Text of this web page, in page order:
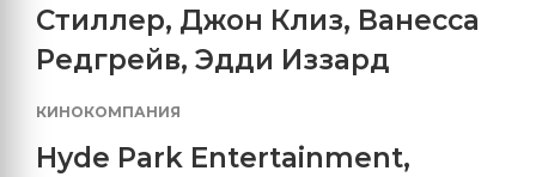
Стиллер, Джон Клиз, Ванесса
Редгрейв, Эдди Иззард
КИНОКОМПАНИЯ
Hyde Park Entertainment,